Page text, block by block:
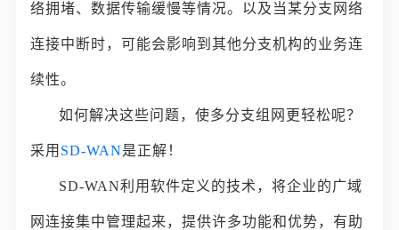
络拥堵、数据传输缓慢等情况。以及当某分支网络
连接中断时，可能会影响到其他分支机构的业务连
续性。
如何解决这些问题，使多分支组网更轻松呢？
采用 SD-WAN是正解！
SD-WAN利用软件定义的技术，将企业的广域
网连接集中管理起来，提供许多功能和优势，有助